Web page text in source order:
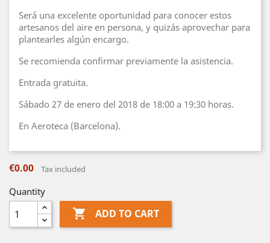
Será una excelente oportunidad para conocer estos
artesanos del aire en persona, y quizás aprovechar para
plantearles algún encargo.
Se recomienda confirmar previamente la asistencia.
Entrada gratuita.
Sábado 27 de enero del 2018 de 18:00 a 19:30 horas.
En Aeroteca (Barcelona).
€0.00 Tax included
Quantity
 ADD TO CART